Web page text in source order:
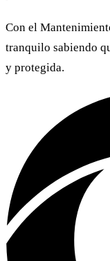
Con el
tranquilo sabiendo
y protegida.